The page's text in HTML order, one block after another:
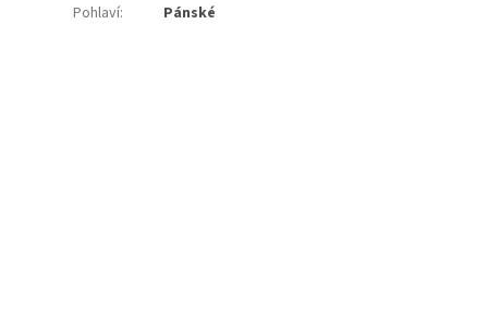
Pohlaví: Pánské